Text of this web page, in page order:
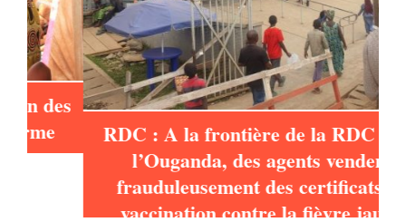
RDC : A la frontière de la RDC et de
l’Ouganda, des agents vendent
frauduleusement des certificats de
vaccination contre la fièvre jaune